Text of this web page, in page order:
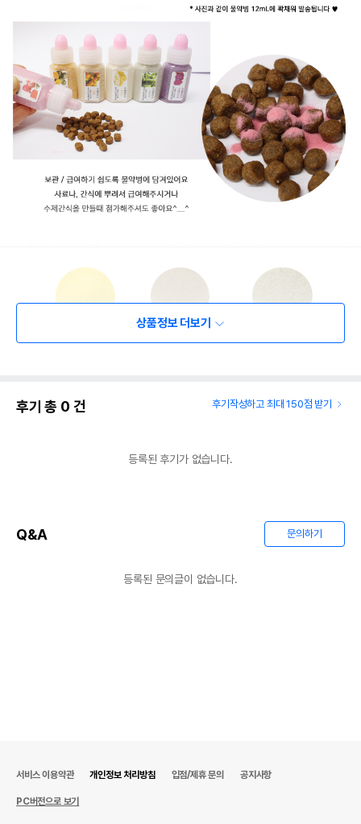
AS책임자와 전화번호
전화번호
상품정보 더보기
후기 총 0 건 후기작성하고 최대 150점 받기
등록된 후기가 없습니다.
Q&A 문의하기
등록된 문의글이 없습니다.
서비스 이용약관 개인정보 처리방침 입점/제휴 문의 공지사항
PC버전으로 보기